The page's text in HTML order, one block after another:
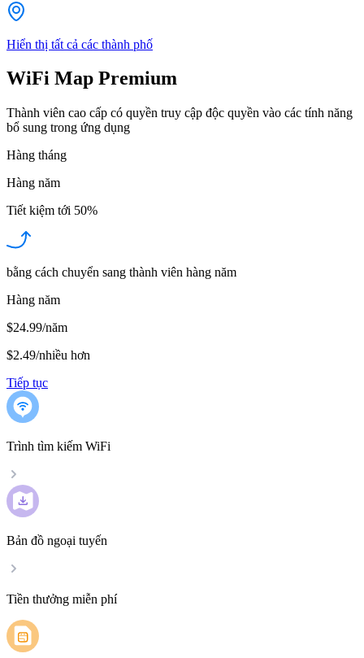
Hiển thị tất cả các thành phố
WiFi Map Premium
Thành viên cao cấp có quyền truy cập độc quyền vào các tính năng
bổ sung trong ứng dụng
Hàng tháng
Hàng năm
Tiết kiệm tới 50%
bằng cách chuyển sang thành viên hàng năm
Hàng năm
$24.99/năm
$2.49/nhiều hơn
Tiếp tục
Trình tìm kiếm WiFi
Bản đồ ngoại tuyến
Tiền thưởng miễn phí